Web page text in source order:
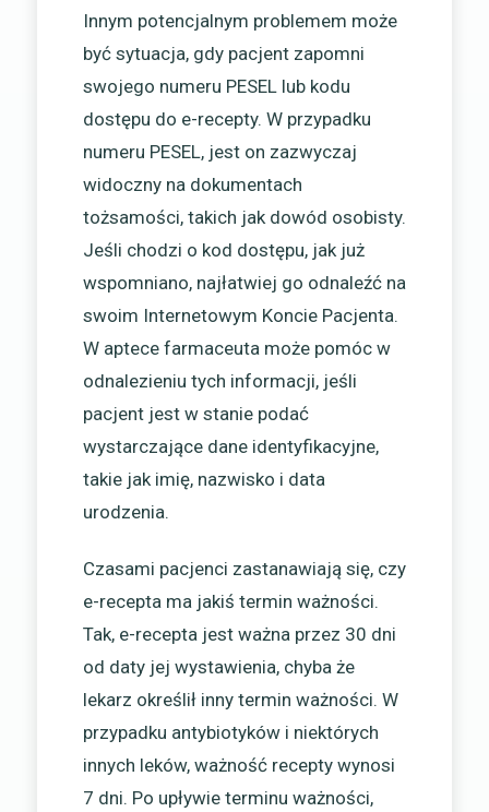
Innym potencjalnym problemem może
być sytuacja, gdy pacjent zapomni
swojego numeru PESEL lub kodu
dostępu do e-recepty. W przypadku
numeru PESEL, jest on zazwyczaj
widoczny na dokumentach
tożsamości, takich jak dowód osobisty.
Jeśli chodzi o kod dostępu, jak już
wspomniano, najłatwiej go odnaleźć na
swoim Internetowym Koncie Pacjenta.
W aptece farmaceuta może pomóc w
odnalezieniu tych informacji, jeśli
pacjent jest w stanie podać
wystarczające dane identyfikacyjne,
takie jak imię, nazwisko i data
urodzenia.
Czasami pacjenci zastanawiają się, czy
e-recepta ma jakiś termin ważności.
Tak, e-recepta jest ważna przez 30 dni
od daty jej wystawienia, chyba że
lekarz określił inny termin ważności. W
przypadku antybiotyków i niektórych
innych leków, ważność recepty wynosi
7 dni. Po upływie terminu ważności,